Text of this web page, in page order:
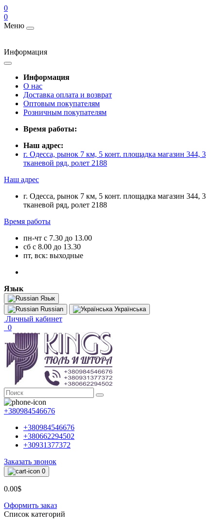
0
0
Меню
Информация
Информация
О нас
Доставка оплата и возврат
Оптовым покупателям
Розничным покупателям
Время работы:
Наш адрес:
г. Одесса, рынок 7 км, 5 конт. площадка магазин 344, 3
тканевой ряд, ролет 2188
Наш адрес
г. Одесса, рынок 7 км, 5 конт. площадка магазин 344, 3
тканевой ряд, ролет 2188
Время работы
пн-чт с 7.30 до 13.00
сб с 8.00 до 13.30
пт, вск: выходные
Язык
Язык
Russian
Українська
Личный кабинет
0
+380984546676
+380984546676
+380662294502
+30931377372
Заказать звонок
0
0.00$
Оформить заказ
Список категорий